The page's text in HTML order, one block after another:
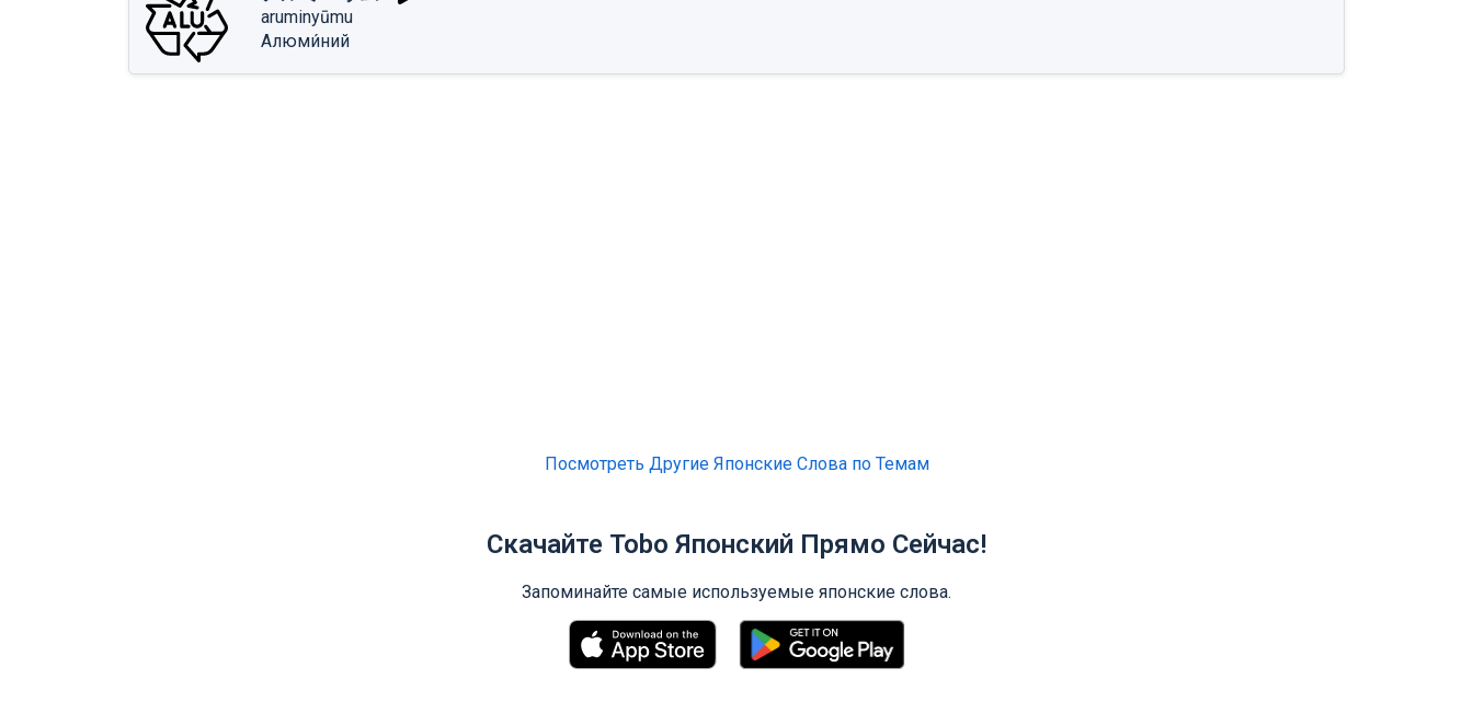
aruminyūmu
Алюми́ний
Посмотреть Другие Японские Слова по Темам
Скачайте Tobo Японский Прямо Сейчас!
Запоминайте самые используемые японские слова.